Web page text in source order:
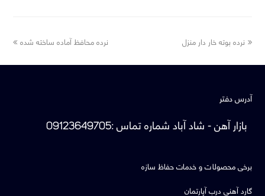
previous
نرده بوته خار دار منزل
next
نرده محافظ آماده ساخته شده
آدرس دفتر
بازار آهن - شاد آبادشماره تماس:
09123649705
برخی محصولات و خدمات حفاظ سازه
گارد آهنی درب آپارتمان